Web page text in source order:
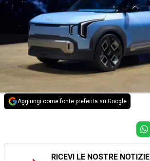
Aggiungi come fonte preferita su Google
RICEVI LE NOSTRE NOTIZIE